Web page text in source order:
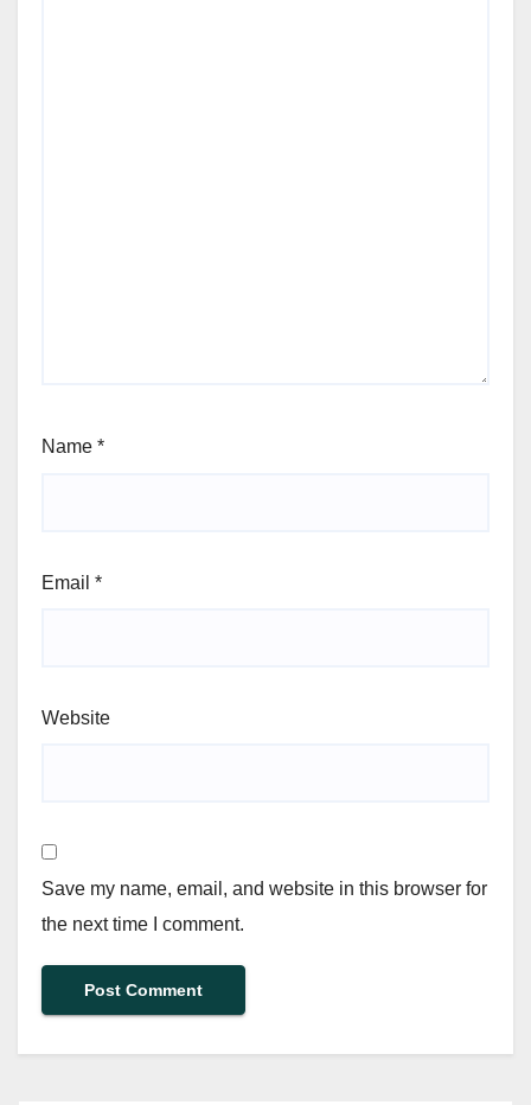
Name *
Email *
Website
Save my name, email, and website in this browser for
the next time I comment.